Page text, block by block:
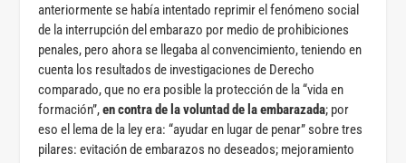
anteriormente se había intentado reprimir el fenómeno social
de la interrupción del embarazo por medio de prohibiciones
penales, pero ahora se llegaba al convencimiento, teniendo en
cuenta los resultados de investigaciones de Derecho
comparado, que no era posible la protección de la “vida en
formación”,en contra de la voluntad de la embarazada; por
eso el lema de la ley era: “ayudar en lugar de penar” sobre tres
pilares: evitación de embarazos no deseados; mejoramiento